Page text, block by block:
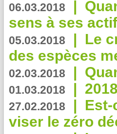
06.03.2018 |
sens à ses
05.03.2018 | Le
des espèces
02.03.2018 |
01.03.2018 |
27.02.2018 |
viser le zéro